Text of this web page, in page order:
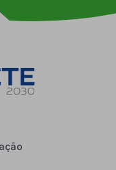
principal da página